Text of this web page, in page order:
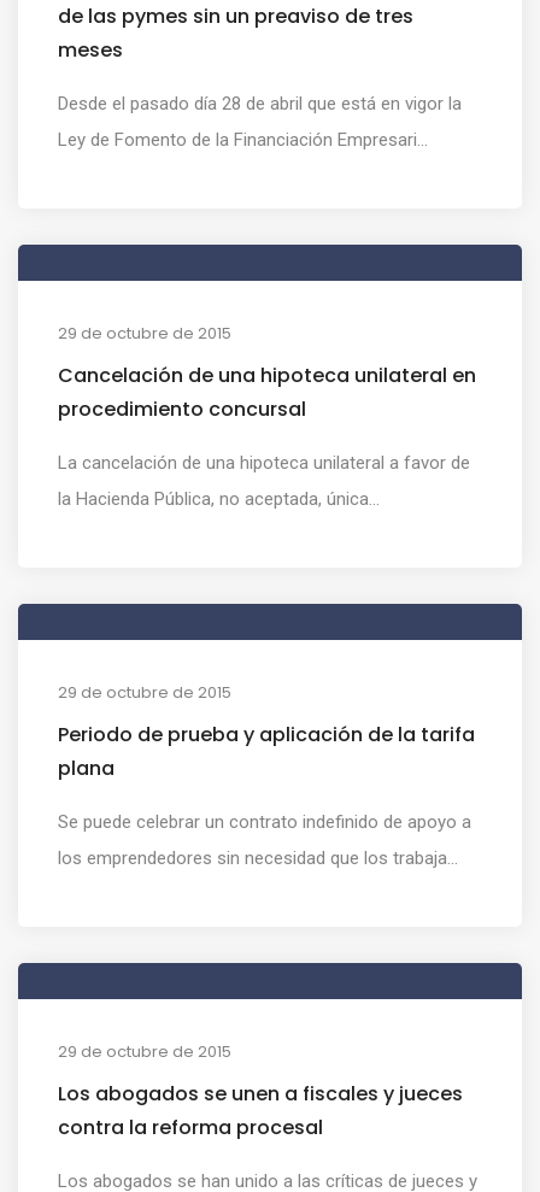
de las pymes sin un preaviso de tres
meses
Desde el pasado día 28 de abril que está en vigor la
Ley de Fomento de la Financiación Empresari...
29 de octubre de 2015
Cancelación de una hipoteca unilateral en
procedimiento concursal
La cancelación de una hipoteca unilateral a favor de
la Hacienda Pública, no aceptada, única...
29 de octubre de 2015
Periodo de prueba y aplicación de la tarifa
plana
Se puede celebrar un contrato indefinido de apoyo a
los emprendedores sin necesidad que los trabaja...
29 de octubre de 2015
Los abogados se unen a fiscales y jueces
contra la reforma procesal
Los abogados se han unido a las críticas de jueces y